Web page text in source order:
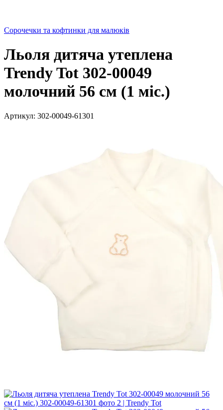
Сорочечки та кофтинки для малюків
Льоля дитяча утеплена
Trendy Tot 302-00049
молочний 56 см (1 мiс.)
Артикул: 302-00049-61301